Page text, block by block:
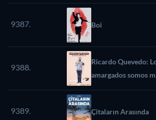
9387. Boi
9388.
Ricardo Quevedo:
amargados somos
9389. Çitaların Arasında